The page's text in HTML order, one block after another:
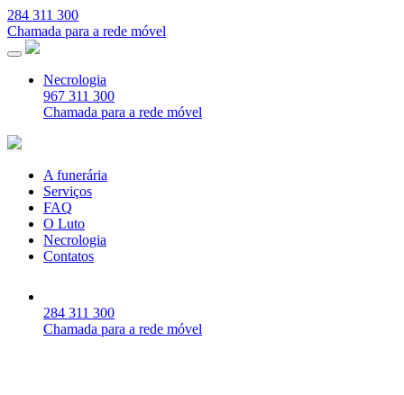
284 311 300
Chamada para a rede móvel
Necrologia
967 311 300
Chamada para a rede móvel
A funerária
Serviços
FAQ
O Luto
Necrologia
Contatos
284 311 300
Chamada para a rede móvel